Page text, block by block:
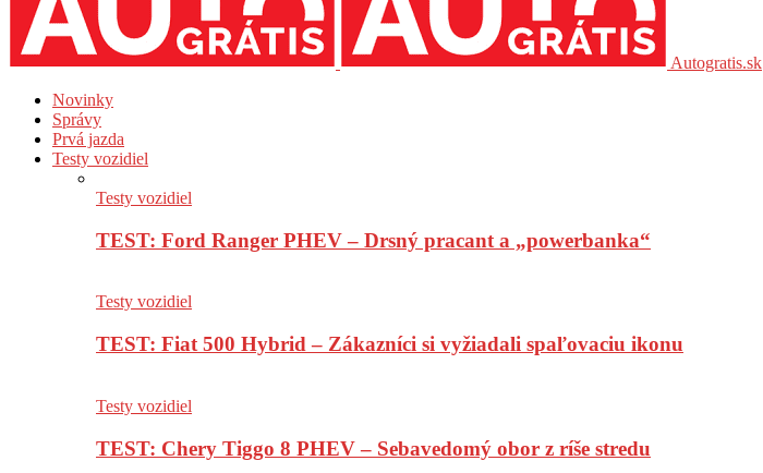
Autogratis.sk
Novinky
Správy
Prvá jazda
Testy vozidiel
Testy vozidiel
TEST: Ford Ranger PHEV – Drsný pracant a „powerbanka“
Testy vozidiel
TEST: Fiat 500 Hybrid – Zákazníci si vyžiadali spaľovaciu ikonu
Testy vozidiel
TEST: Chery Tiggo 8 PHEV – Sebavedomý obor z ríše stredu